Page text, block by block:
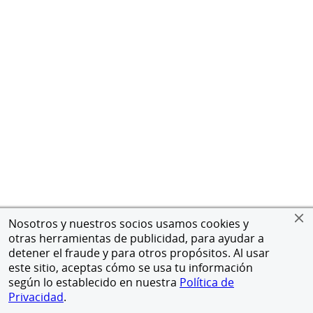
Nosotros y nuestros socios usamos cookies y
otras herramientas de publicidad, para ayudar a
detener el fraude y para otros propósitos. Al usar
este sitio, aceptas cómo se usa tu información
según lo establecido en nuestra Política de
Privacidad.